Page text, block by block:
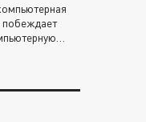
побеждает